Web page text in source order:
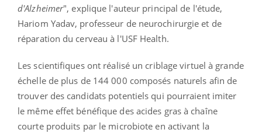
d'Alzheimer", explique l'auteur principal de l'étude,
Hariom Yadav, professeur de neurochirurgie et de
réparation du cerveau à l'USF Health.
Les scientifiques ont réalisé un criblage virtuel à grande
échelle de plus de 144 000 composés naturels afin de
trouver des candidats potentiels qui pourraient imiter
le même effet bénéfique des acides gras à chaîne
courte produits par le microbiote en activant la